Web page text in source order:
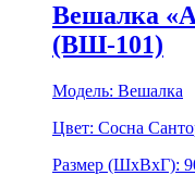
Вешалка
(ВШ-101)
Модель: Вешалка
Цвет: Сосна
Размер (ШхВхГ):